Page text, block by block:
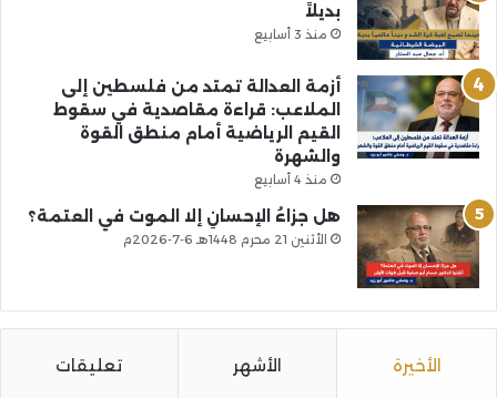
بديلاً
منذ 3 أسابيع
أزمة العدالة تمتد من فلسطين إلى
الملاعب: قراءة مقاصدية في سقوط
القيم الرياضية أمام منطق القوة
والشهرة
منذ 4 أسابيع
هل جزاءُ الإحسانِ إلا الموت في العتمة؟
الأثنين 21 محرم 1448هـ 6-7-2026م
الأخيرة الأشهر تعليقات